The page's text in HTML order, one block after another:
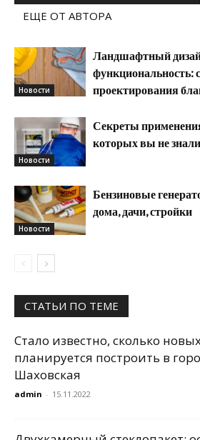
ЕЩЕ ОТ АВТОРА
Новости
Ландшафтный
функциональность:
проектирования
Новости
Секреты
которых вы не знали
Новости
Бензиновые
дома, дачи, стройки
СТАТЬИ ПО ТЕМЕ
Стало известно, сколько
планируется построить в
Шаховская
admin - 15.11.2022